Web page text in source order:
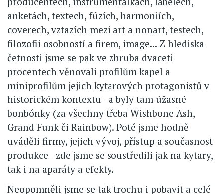
anketách, textech, fúzích, harmoniích,
coverech, vztazích mezi art a nonart, testech,
filozofii osobností a firem, image... Z hlediska
četnosti jsme se pak ve zhruba dvaceti
procentech věnovali profilům kapel a
miniprofilům jejich kytarových protagonistů v
historickém kontextu - a byly tam úžasné
bonbónky (za všechny třeba Wishbone Ash,
Grand Funk či Rainbow). Poté jsme hodně
uváděli firmy, jejich vývoj, přístup a současnost
produkce - zde jsme se soustředili jak na kytary,
tak i na aparáty a efekty.
Neopomněli jsme se tak trochu i pobavit a celé